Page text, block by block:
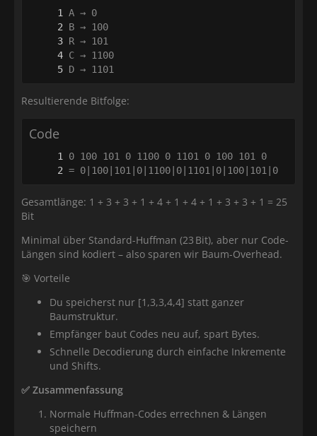
D → 1101
Resultierende Bitfolge:
Code
= 0|100|101|0|1100|0|1101|0|100|101|0
Gesamtlänge: 1 + 3 + 3 + 1 + 4 + 1 + 4 + 1 + 3 + 3 + 1 = 25
Bit
Minimal über Standard-Huffman (23 Bit), aber nur Code-
Längen sind kodiert – also sparen wir Baum-Overhead.
🎯 Vorteile
Du speicherst nur [1,3,3,4,4] statt ganzer
Baumstruktur.
Empfänger baut Codes neu auf, spart Bytes.
Schnelle Decodierung durch einfache Inkremente
und Shifts.
✅ Zusammenfassung
Normale Huffman-Codes errechnen & Längen
speichern